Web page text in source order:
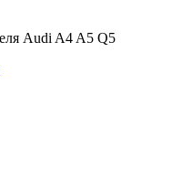
Audi A4 A5 Q5